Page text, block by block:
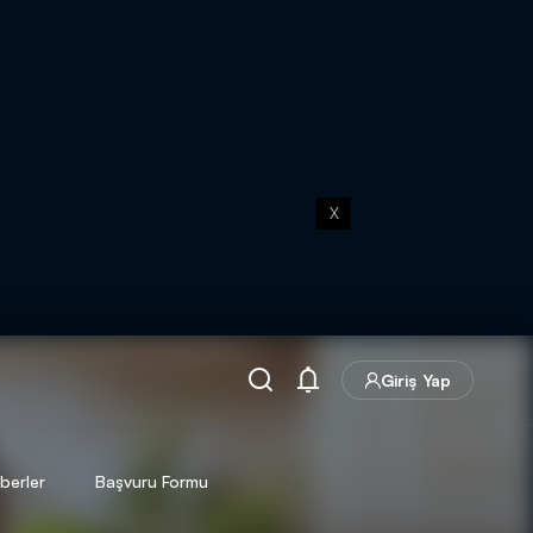
X
Giriş Yap
Başvuru Formu